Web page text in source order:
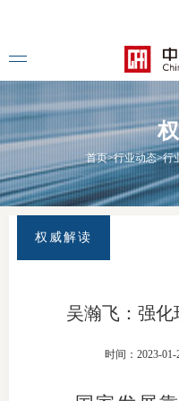
首页>行业动态>行
权威解读
吴瀚飞：强
时间：2023-01-
市
货
司
险
理
司
产
理
司